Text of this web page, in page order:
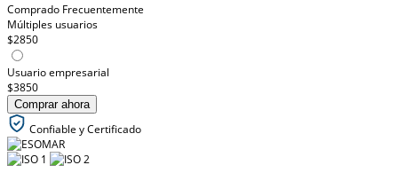
Comprado Frecuentemente
Múltiples usuarios
$2850
Usuario empresarial
$3850
Comprar ahora
Confiable y Certificado